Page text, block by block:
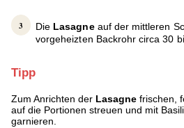
Die Lasagneauf der mittleren
vorgeheizten Backrohr circa 30
Tipp
Zum Anrichten der Lasagne frischen,
auf die Portionen streuen und mit
garnieren.